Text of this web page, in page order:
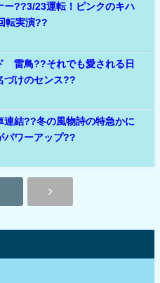
ー??3/23運転！ピンクのキハ
転実演??
≠雷鳥??それでも愛される日
づけのセンス??
連結??冬の風物詩の特急かに
パワーアップ??